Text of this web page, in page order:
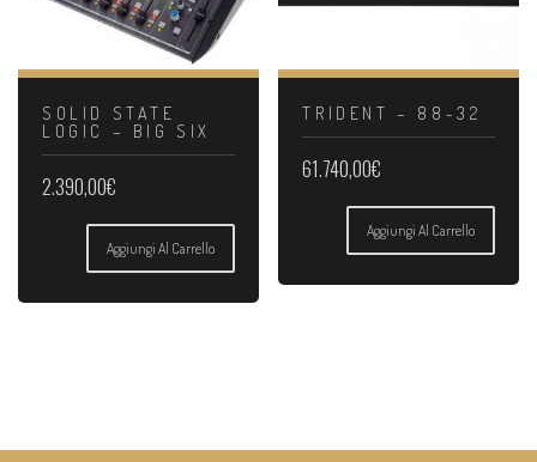
SOLID STATE
LOGIC – BIG SIX
2.390,00€
Aggiungi Al Carrello
TRIDENT – 88-32
61.740,00€
Aggiungi Al Carrello